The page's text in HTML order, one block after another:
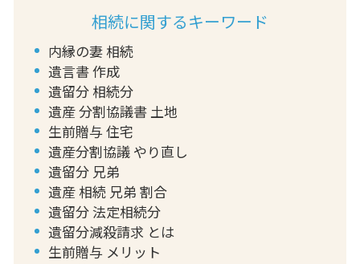
相続に関するキーワード
内縁の妻 相続
遺言書 作成
遺留分 相続分
遺産 分割協議書 土地
生前贈与 住宅
遺産分割協議 やり直し
遺留分 兄弟
遺産 相続 兄弟 割合
遺留分 法定相続分
遺留分減殺請求 とは
生前贈与 メリット